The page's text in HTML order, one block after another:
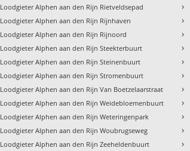
Loodgieter Alphen aan den Rijn Rietveldsepad
Loodgieter Alphen aan den Rijn Rijnhaven
Loodgieter Alphen aan den Rijn Rijnoord
Loodgieter Alphen aan den Rijn Steekterbuurt
Loodgieter Alphen aan den Rijn Steinenbuurt
Loodgieter Alphen aan den Rijn Stromenbuurt
Loodgieter Alphen aan den Rijn Van Boetzelaarstraat
Loodgieter Alphen aan den Rijn Weidebloemenbuurt
Loodgieter Alphen aan den Rijn Weteringenpark
Loodgieter Alphen aan den Rijn Woubrugseweg
Loodgieter Alphen aan den Rijn Zeeheldenbuurt
›
›
›
›
›
›
›
›
›
›
›